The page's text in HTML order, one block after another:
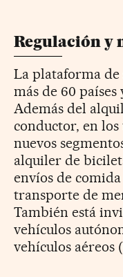
Regulación y
La plataforma de
más de 60 países
Además del
conductor, en
nuevos
alquiler de
envíos de
transporte de
También está
vehículos
vehículos aéreos